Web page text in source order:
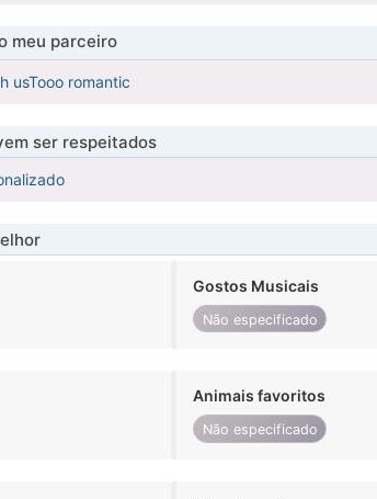
meu parceiro
usTooo romantic
ser respeitados
Gostos Musicais
Não especificado
Animais favoritos
Não especificado